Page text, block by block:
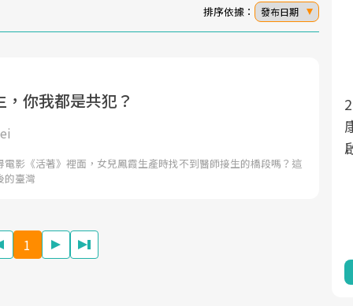
排序依據： 發布日期
你我都是共犯？
電影《活著》裡面，女兒鳳霞生產時找不到醫師接生的橋段嗎？這
的臺灣
1
面對超高齡社會的浪潮，台灣正在快速邁
的推進，「預防醫學」已成全民關注的核
康管理的重要起點。
2025年，就到良醫生活祭體驗「一站式健